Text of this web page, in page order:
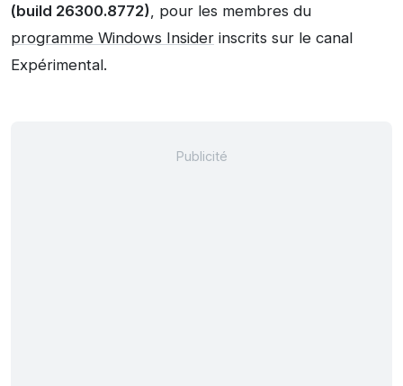
(build 26300.8772), pour les membres du
programme Windows Insider inscrits sur le canal
Expérimental.